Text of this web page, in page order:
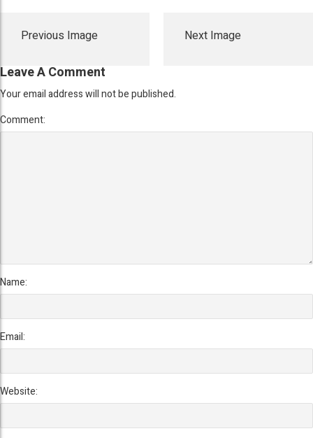
Previous Image Next Image
Leave A Comment
Your email address will not be published.
Comment:
Name:
Email:
Website: